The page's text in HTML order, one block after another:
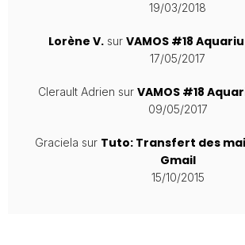
19/03/2018
Lorène V. sur VAMOS #18
17/05/2017
Clerault Adrien sur VAMOS #18
09/05/2017
Graciela sur Tuto: Transfert des
Gmail
15/10/2015